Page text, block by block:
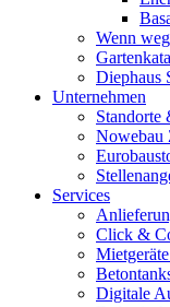
Wenn
Diephaus
Unternehmen
Standorte
Nowebau
Services
Click &
Digitale